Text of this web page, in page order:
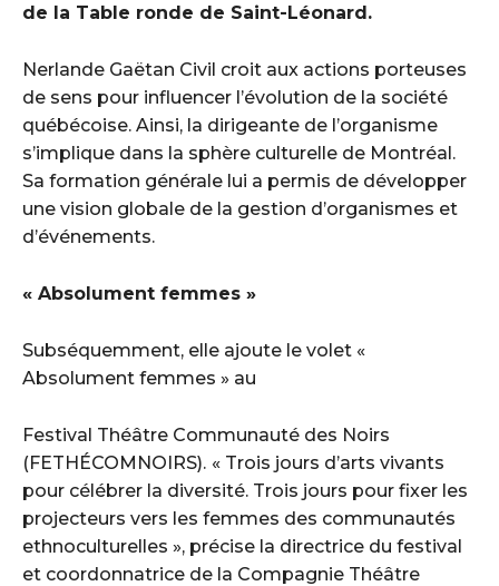
de la Table ronde de Saint-Léonard.
Nerlande Gaëtan Civil croit aux actions porteuses
de sens pour influencer l’évolution de la société
québécoise. Ainsi, la dirigeante de l’organisme
s’implique dans la sphère culturelle de Montréal.
Sa formation générale lui a permis de développer
une vision globale de la gestion d’organismes et
d’événements.
« Absolument femmes »
Subséquemment, elle ajoute le volet «
Absolument femmes » au
Festival Théâtre Communauté des Noirs
(FETHÉCOMNOIRS). « Trois jours d’arts vivants
pour célébrer la diversité. Trois jours pour fixer les
projecteurs vers les femmes des communautés
ethnoculturelles », précise la directrice du festival
et coordonnatrice de la Compagnie Théâtre